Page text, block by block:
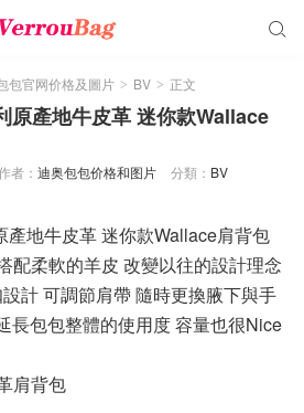

包官网价格及圖片 > BV > 正文
原產地牛皮革 迷你款Wallace
者： 迪奥包包价格和图片 分類： BV
產地牛皮革 迷你款Wallace肩背包
配柔軟的羊皮 改變以往的設計理念
計 可調節肩帶 隨時更換腋下與手
長包包整體的使用度 容量也很Nice
肩背包